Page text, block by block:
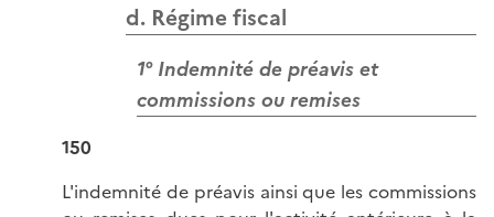
d. Régime fiscal
1° Indemnité de préavis et
commissions ou remises
150
L'indemnité de préavis ainsi que les commissions